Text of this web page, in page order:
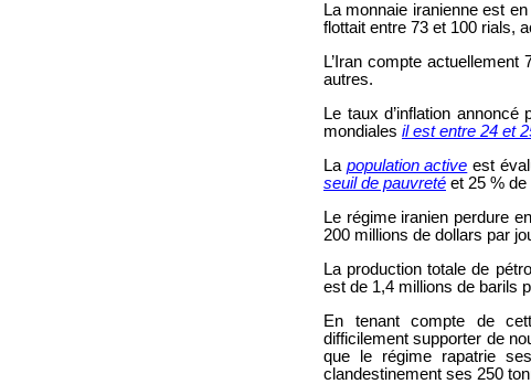
La monnaie iranienne est
flottait entre 73 et 100 rials,
L’Iran compte actuellement
autres.
Le taux d’inflation
mondiales il est entre 24 et
La population active est
seuil de pauvreté et 25 %
Le régime iranien perdure
200 millions de dollars par
La production totale de
est de 1,4 millions de barils
En tenant compte de
difficilement supporter de
que le régime rapatrie
clandestinement ses 250